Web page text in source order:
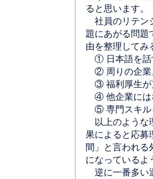
ると思います。
社員のリテン
題にあがる問題
由を整理してみ
① 日本語を話
② 周りの企業
③ 福利厚生が
④ 他企業には
⑤ 専門スキル
以上のような
果によると応
間」と言われる
になっているよ
逆に一番多い